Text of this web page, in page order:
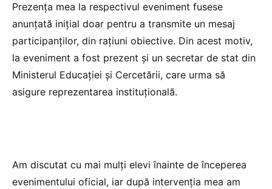
Prezența mea la respectivul eveniment fusese
anunțată inițial doar pentru a transmite un mesaj
participanților, din rațiuni obiective. Din acest motiv,
la eveniment a fost prezent și un secretar de stat din
Ministerul Educației și Cercetării, care urma să
asigure reprezentarea instituțională.
Am discutat cu mai mulți elevi înainte de începerea
evenimentului oficial, iar după intervenția mea am